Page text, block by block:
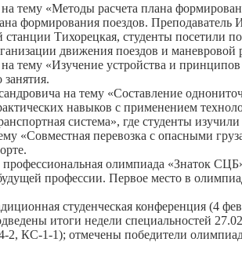
тему «Методы расчета плана
формирования поездов.
Тихорецкая, студенты посетили
движения поездов и маневровой
«Изучение устройства и
на тему «Составление
навыков с применением
система», где студенты
«Совместная перевозка с опасными
олимпиада «Знаток
профессии. Первое место в
студенческая конференция (4
итоги недели специальностей
КС-1-1); отмечены победители